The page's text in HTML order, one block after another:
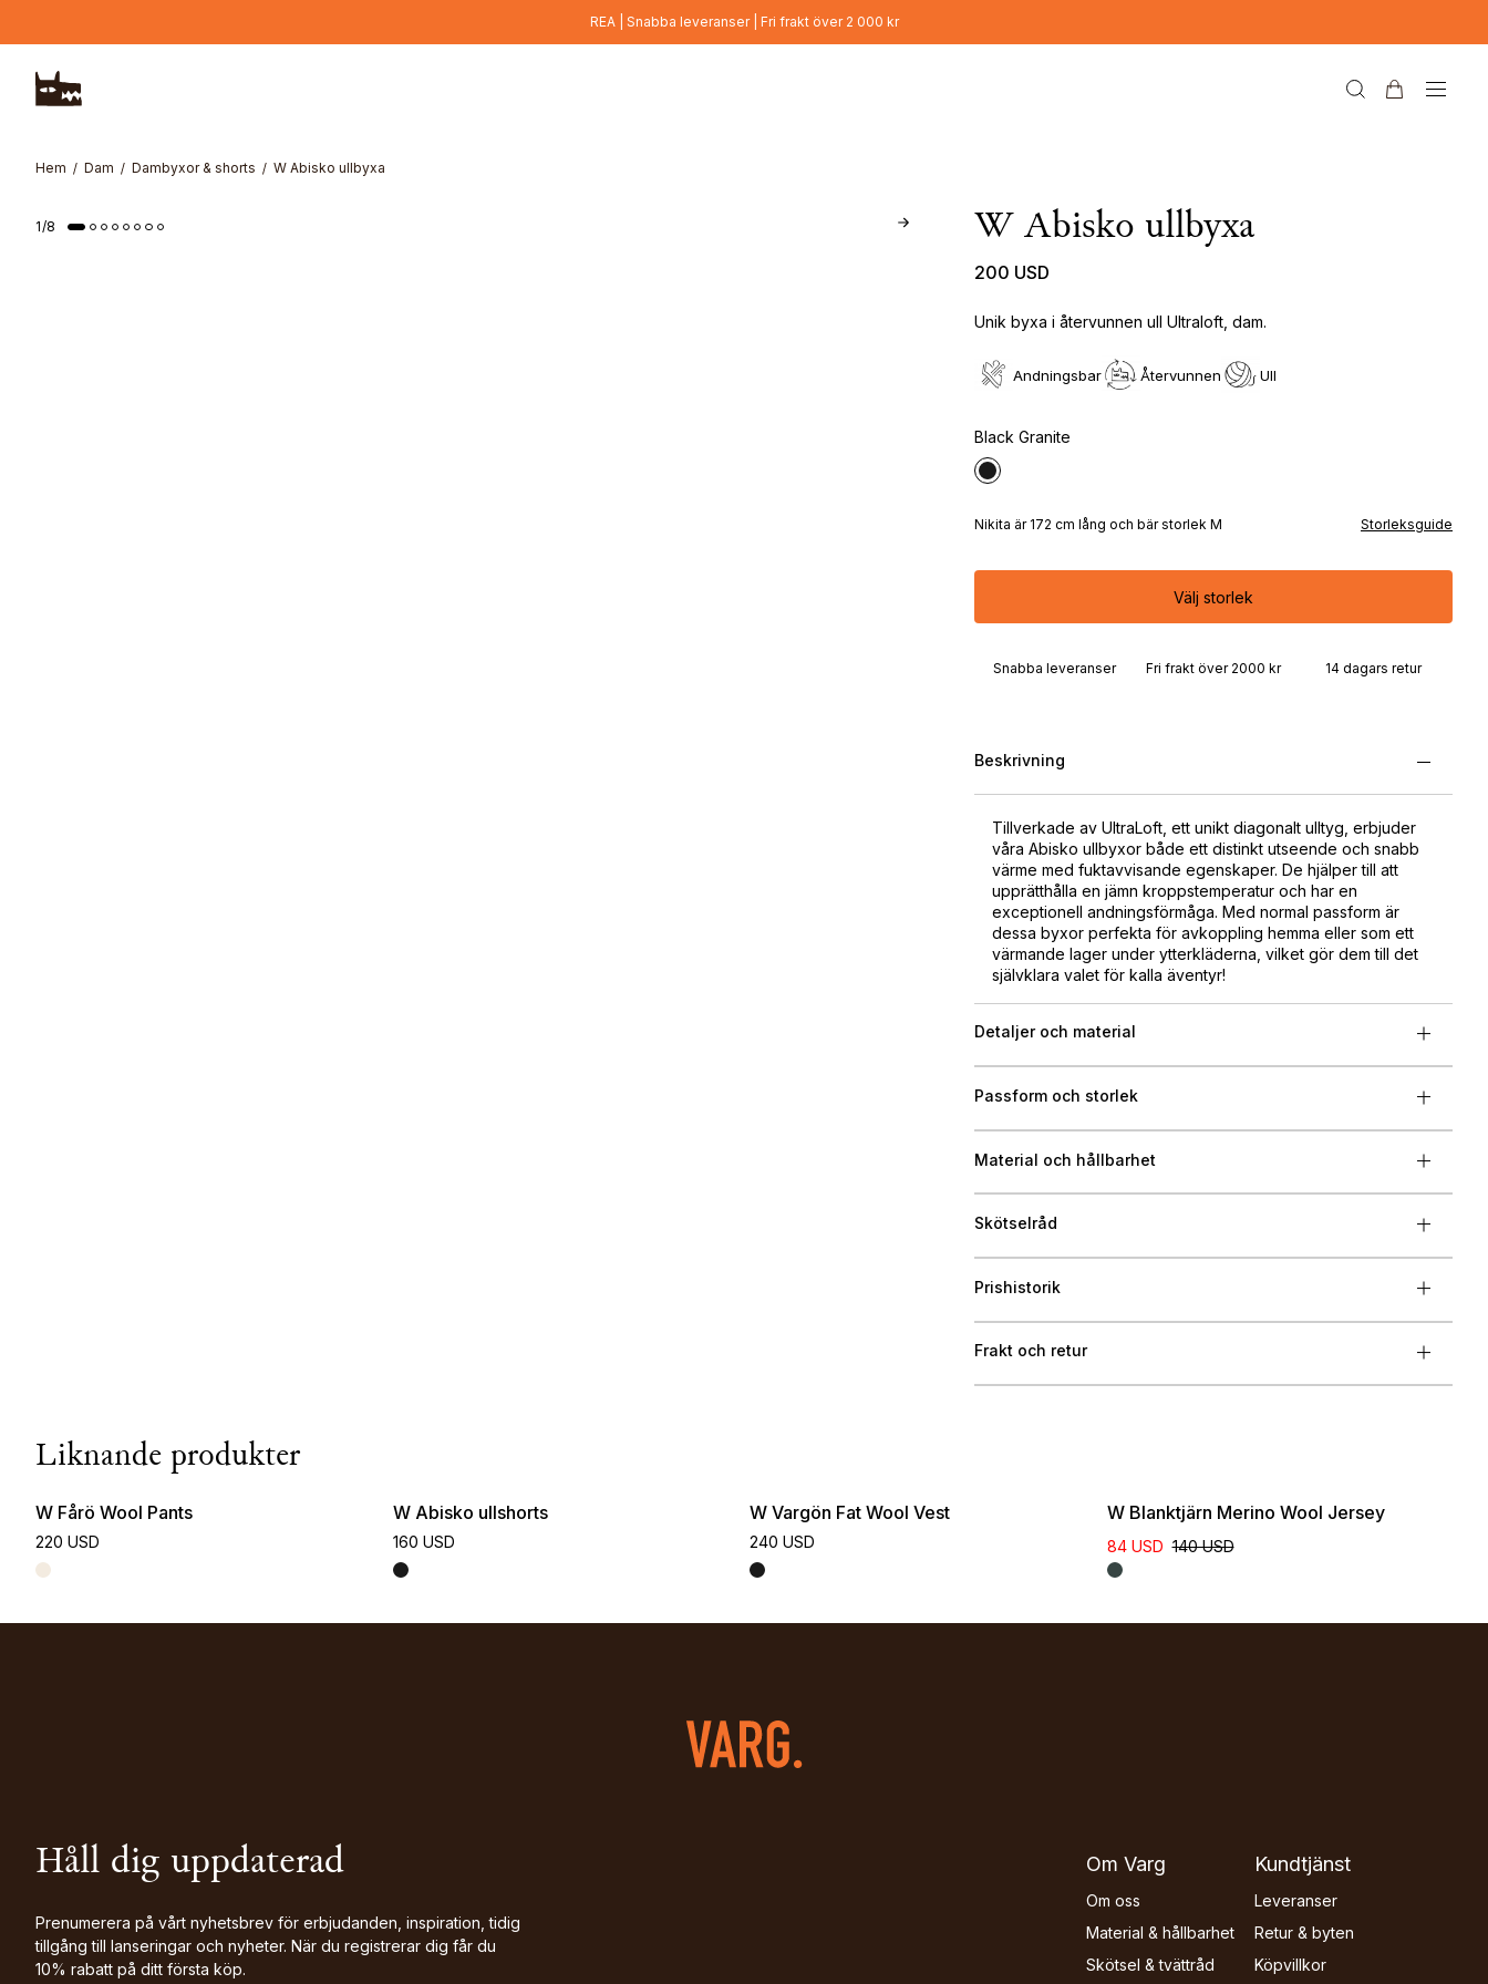
REA | Snabba leveranser | Fri frakt över 2 000 kr
Hem Dam Dambyxor & shorts W Abisko ullbyxa
1/8 W Abisko ullbyxa
200 USD
Unik byxa i återvunnen ull Ultraloft, dam.
Andningsbar Återvunnen Ull
Black Granite
Nikita är 172 cm lång och bär storlek M Storleksguide
Välj storlek
Snabba leveranser Fri frakt över 2000 kr 14 dagars retur
Beskrivning
Tillverkade av UltraLoft, ett unikt diagonalt ulltyg, erbjuder
våra Abisko ullbyxor både ett distinkt utseende och snabb
värme med fuktavvisande egenskaper. De hjälper till att
upprätthålla en jämn kroppstemperatur och har en
exceptionell andningsförmåga. Med normal passform är
dessa byxor perfekta för avkoppling hemma eller som ett
värmande lager under ytterkläderna, vilket gör dem till det
självklara valet för kalla äventyr!
Detaljer och material
Passform och storlek
Material och hållbarhet
Skötselråd
Prishistorik
Frakt och retur
Liknande produkter
W Fårö Wool Pants
220 USD
W Abisko ullshorts
160 USD
W Vargön Fat Wool Vest
240 USD
W Blanktjärn Merino Wool Jersey
84 USD 140 USD
Håll dig uppdaterad
Prenumerera på vårt nyhetsbrev för erbjudanden, inspiration, tidig
tillgång till lanseringar och nyheter. När du registrerar dig får du
10% rabatt på ditt första köp.
Om Varg
Om oss
Material & hållbarhet
Skötsel & tvättråd
Kundtjänst
Leveranser
Retur & byten
Köpvillkor